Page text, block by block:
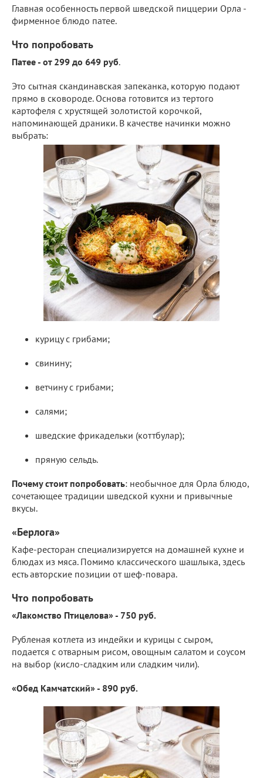
Главная особенность первой шведской пиццерии Орла -
фирменное блюдо патее.
Что попробовать
Патее - от 299 до 649 руб.
Это сытная скандинавская запеканка, которую подают
прямо в сковороде. Основа готовится из тертого
картофеля с хрустящей золотистой корочкой,
напоминающей драники. В качестве начинки можно
выбрать:
курицу с грибами;
свинину;
ветчину с грибами;
салями;
шведские фрикадельки (коттбулар);
пряную сельдь.
Почему стоит попробовать: необычное для Орла блюдо,
сочетающее традиции шведской кухни и привычные
вкусы.
«Берлога»
Кафе-ресторан специализируется на домашней кухне и
блюдах из мяса. Помимо классического шашлыка, здесь
есть авторские позиции от шеф-повара.
Что попробовать
«Лакомство Птицелова» - 750 руб.
Рубленая котлета из индейки и курицы с сыром,
подается с отварным рисом, овощным салатом и соусом
на выбор (кисло-сладким или сладким чили).
«Обед Камчатский» - 890 руб.